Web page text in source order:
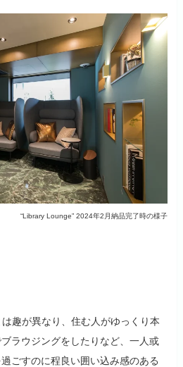
“Library Lounge” 2024年2月納品完了時の様子
趣が異なり、住む人がゆっくり本
ラウジングをしたりなど、一人或
ごすのに程良い囲い込み感のある